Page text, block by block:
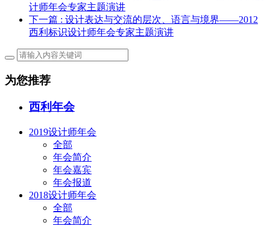
计师年会专家主题演讲
下一篇 : 设计表达与交流的层次、语言与境界——2012
西利标识设计师年会专家主题演讲
为您推荐
西利年会
2019设计师年会
全部
年会简介
年会嘉宾
年会报道
2018设计师年会
全部
年会简介